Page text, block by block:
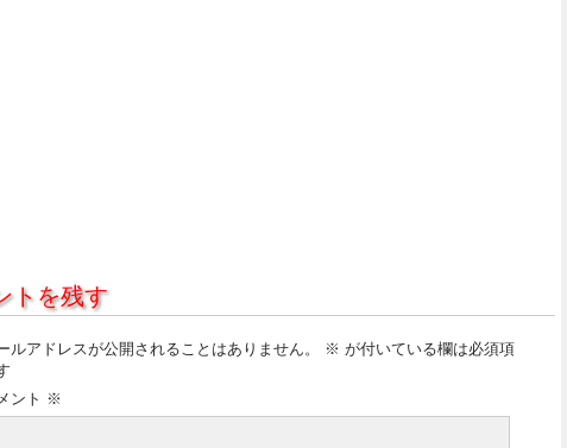
トを残す
ルアドレスが公開されることはありません。 ※ が付いている欄は必須項
ント ※